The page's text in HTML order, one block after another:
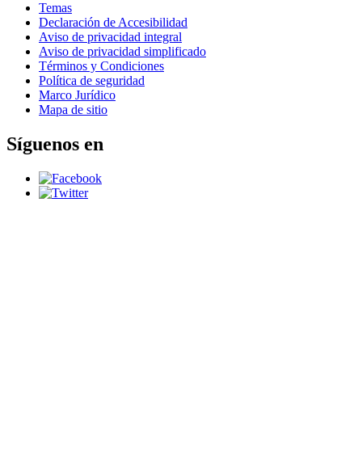
Temas
Declaración de Accesibilidad
Aviso de privacidad integral
Aviso de privacidad simplificado
Términos y Condiciones
Política de seguridad
Marco Jurídico
Mapa de sitio
Síguenos en